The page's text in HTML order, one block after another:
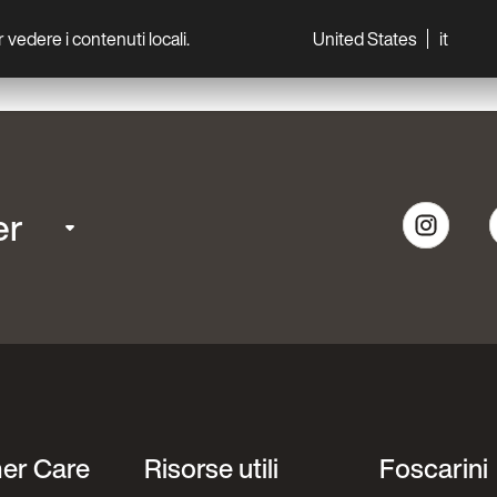
vedere i contenuti locali. United States it
Care Risorse utili Foscarini